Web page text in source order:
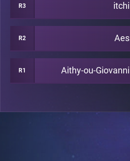
R3 itchi
R2 Aes
R1 Aithy-ou-Giovanni